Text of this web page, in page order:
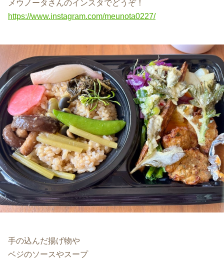
メウノータさんのインスタでどうぞ！
https://www.instagram.com/meunota0227/
手の込んだ揚げ物や
ベジのソースやスープ